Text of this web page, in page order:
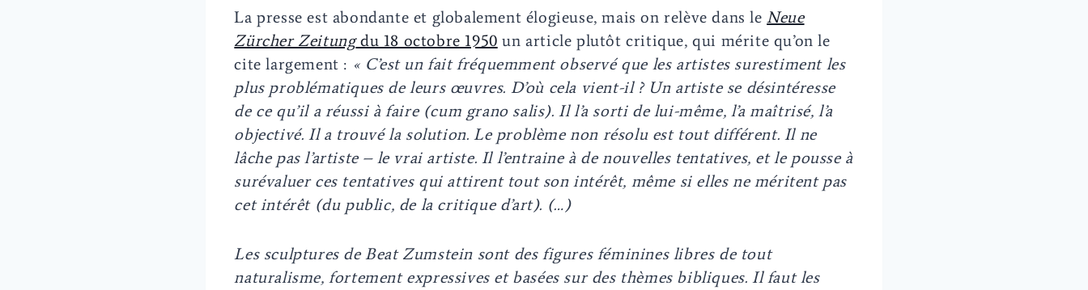
La presse est abondante et globalement élogieuse, mais on relève dans leNeue
Zürcher Zeitungdu 18 octobre 1950 un article plutôt critique, qui mérite qu’on le
cite largement : « C’est un fait fréquemment observé que les artistes surestiment les
plus problématiques de leurs œuvres. D’où cela vient-il ? Un artiste se désintéresse
de ce qu’il a réussi à faire (cum grano salis). Il l’a sorti de lui-même, l’a maîtrisé, l’a
objectivé. Il a trouvé la solution. Le problème non résolu est tout différent. Il ne
lâche pas l’artiste – le vrai artiste. Il l’entraine à de nouvelles tentatives, et le pousse à
surévaluer ces tentatives qui attirent tout son intérêt, même si elles ne méritent pas
cet intérêt (du public, de la critique d’art). (…)
Les sculptures de Beat Zumstein sont des figures féminines libres de tout
naturalisme, fortement expressives et basées sur des thèmes bibliques. Il faut les